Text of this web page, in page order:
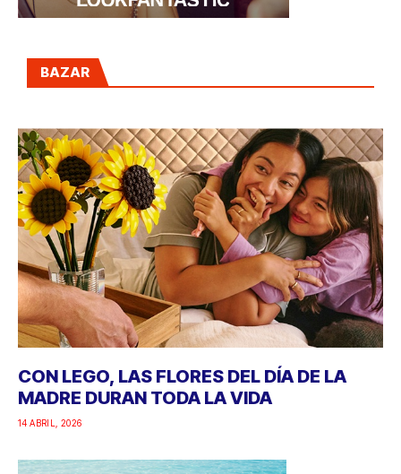
BAZAR
CON LEGO, LAS FLORES DEL DÍA DE LA
MADRE DURAN TODA LA VIDA
14 ABRIL, 2026